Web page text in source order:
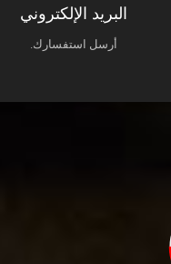
البريد الإلكتروني
أرسل استفسارك.